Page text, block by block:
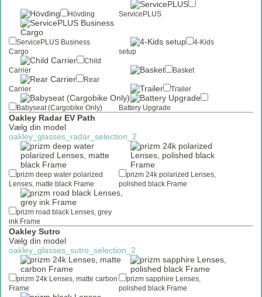
Hövding ServicePLUS
ServicePLUS Business
Cargo
4-Kids
setup
Child
Carrier
Basket
Rear
Carrier
Trailer
Babyseat (Cargobike Only) Battery Upgrade
Oakley Radar EV Path
Vælg din model
oakley_glasses_radar_selection_2
prizm deep water polarized
Lenses, matte black Frame
prizm 24k polarized Lenses,
polished black Frame
prizm road black Lenses, grey
ink Frame
Oakley Sutro
Vælg din model
oakley_glasses_sutro_selection_2
prizm 24k Lenses, matte carbon
Frame
prizm sapphire Lenses,
polished black Frame